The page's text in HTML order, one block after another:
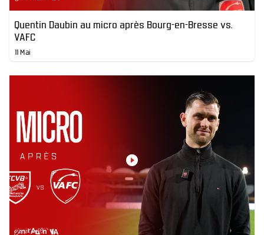
Quentin Daubin au micro après Bourg-en-Bresse vs.
VAFC
11 Mai